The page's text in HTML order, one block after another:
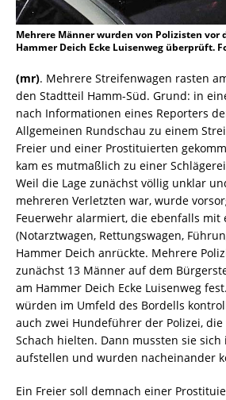
Mehrere Männer wurden von Polizisten vor
Hammer Deich Ecke Luisenweg überprüft.
(mr). Mehrere Streifenwagen rasten
den Stadtteil Hamm-Süd. Grund: in
nach Informationen eines Reporters
Allgemeinen Rundschau zu einem
Freier und einer Prostituierten
kam es mutmaßlich zu einer
Weil die Lage zunächst völlig unklar
mehreren Verletzten war, wurde
Feuerwehr alarmiert, die ebenfalls mit
(Notarztwagen, Rettungswagen,
Hammer Deich anrückte. Mehrere
zunächst 13 Männer auf dem
am Hammer Deich Ecke Luisenweg
würden im Umfeld des Bordells
auch zwei Hundeführer der Polizei,
Schach hielten. Dann mussten sie sich
aufstellen und wurden nacheinander
Ein Freier soll demnach einer